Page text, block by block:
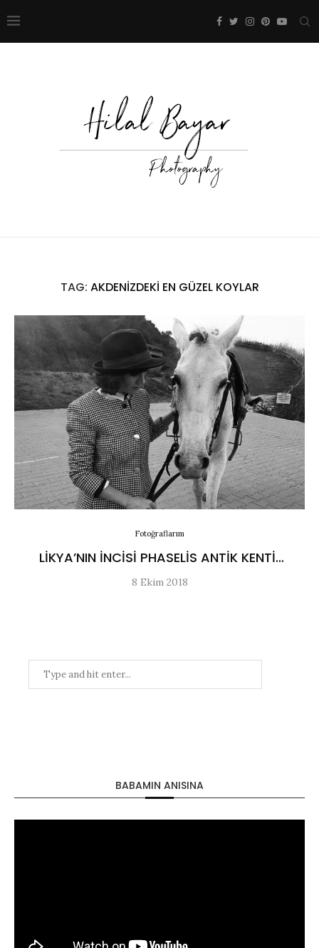
TAG: AKDENIZDEKI EN GÜZEL KOYLAR
Fotoğraflarım
LIKYA’NIN İNCISI PHASELIS ANTIK KENTI…
8 Ekim 2018
BABAMIN ANISINA